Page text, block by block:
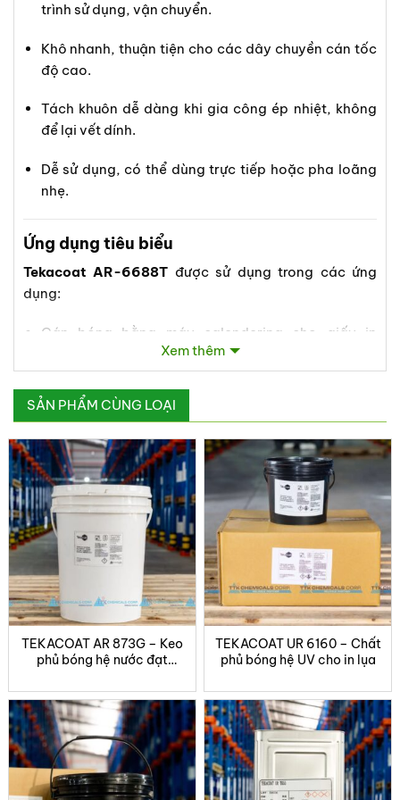
trình sử dụng, vận chuyển.
Khô nhanh, thuận tiện cho các dây chuyền cán tốc
độ cao.
Tách khuôn dễ dàng khi gia công ép nhiệt, không
để lại vết dính.
Dễ sử dụng, có thể dùng trực tiếp hoặc pha loãng
nhẹ.
Ứng dụng tiêu biểu
Tekacoat AR-6688T được sử dụng trong các ứng
dụng:
Cán bóng bằng máy calendering cho giấy in
offset, giấy hộp, giấy mỹ thuật.
Phủ lớp hoàn thiện trên bề mặt giấy trước khi cán
nhiệt hoặc cán nguội.
Tăng độ bền, độ bóng và độ mịn cho sản phẩm in
như: nhãn hộp, bao bì mỹ phẩm, hộp thực phẩm,
catalogue, bìa sách cao cấp…
Thông tin sản phẩm
Tên sản phẩm: Tekacoat AR-6688T
Loại sản phẩm:Keo phủ nhũ tương acrylic dùng
cho cán bóng calendering
in bằng phương pháp cán nhiệt
Dạng sản phẩm: Dung dịch màu trắng sữa
Thành phần chính: Nhựa Pure Acrylic Copolymer
Xem thêm
SẢN PHẨM CÙNG LOẠI
TEKACOAT AR 873G – Keo
phủ bóng hệ nước đạt
TEKACOAT UR 6160 – Chất
phủ bóng hệ UV cho in lụa